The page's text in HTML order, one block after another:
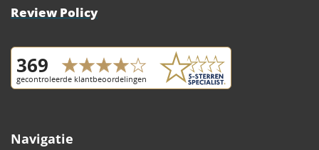
Review Policy
Navigatie